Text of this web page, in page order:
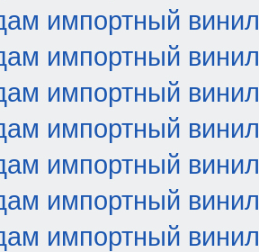
импортный винил
импортный винил
импортный винил
импортный винил
импортный винил
импортный винил
импортный винил